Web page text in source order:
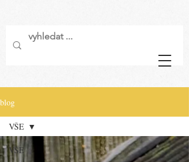
blog
VŠE
VŠE